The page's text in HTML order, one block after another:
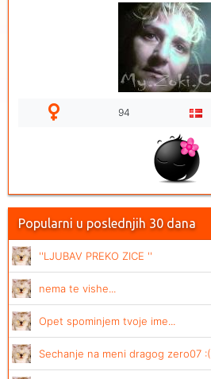
94
Popularni u poslednjih 30 dana
''LJUBAV PREKO ZICE ''
nema te vishe...
Opet spominjem tvoje ime...
Sechanje na meni dragog zero07 :(